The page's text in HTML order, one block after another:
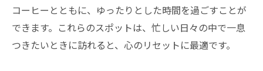
コーヒーとともに、ゆったりとした時間を過ごすことが
できます。これらのスポットは、忙しい日々の中で一息
つきたいときに訪れると、心のリセットに最適です。